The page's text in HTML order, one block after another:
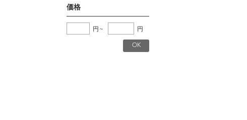
価格
円 ~ 円